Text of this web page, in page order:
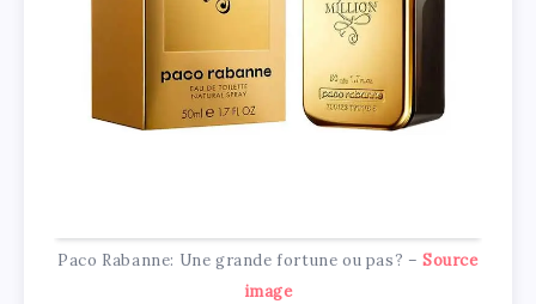
Paco Rabanne: Une grande fortune ou pas? –Source
image